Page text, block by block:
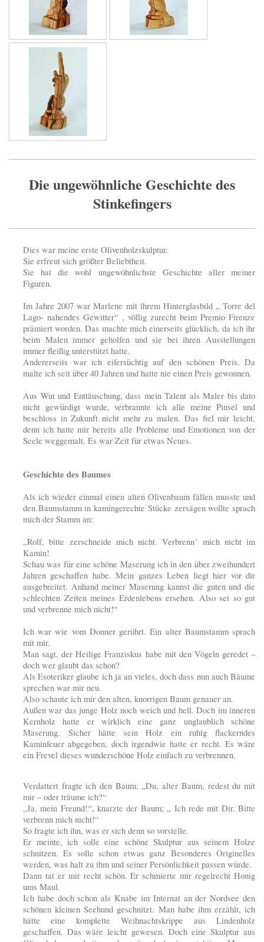
Die ungewöhnliche Geschichte des
Stinkefingers
Dies war meine erste Olivenholzskulptur.
Sie erfreut sich größter Beliebtheit.
Sie hat die wohl ungewöhnlichste Geschichte aller meiner
Figuren.
Im Jahre 2007 war Marlene mit ihrem Hinterglasbild „ Torre del
Lago- nahendes Gewitter“ , völlig zurecht beim Premio Firenze
prämiert worden. Das machte mich einerseits glücklich, da ich ihr
beim Malen immer geholfen und sie bei ihren Ausstellungen
immer fleißig unterstützt hatte.
Andererseits war ich eifersüchtig auf den schönen Preis. Da
malte ich seit über 40 Jahren und hatte nie einen Preis gewonnen.
Aus Wut und Enttäuschung, dass mein Talent als Maler bis dato
nicht gewürdigt wurde, verbrannte ich alle meine Pinsel und
beschloss in Zukunft nicht mehr zu malen. Das fiel mir leicht,
denn ich hatte mir bereits alle Probleme und Emotionen von der
Seele weggemalt. Es war Zeit für etwas Neues.
Geschichte des Baumes
Als ich wieder einmal einen alten Olivenbaum fällen musste und
den Baumstamm in kamingerechte Stücke zersägen wollte sprach
mich der Stamm an:
„Rolf, bitte zerschneide mich nicht. Verbrenn´ mich nicht im
Kamin!
Schau was für eine schöne Maserung ich in den über zweihundert
Jahren geschaffen habe. Mein ganzes Leben liegt hier vor dir
ausgebreitet. Anhand meiner Maserung kannst die guten und die
schlechten Zeiten meines Erdenlebens ersehen. Also sei so gut
und verbrenne mich nicht!“
Ich war wie vom Donner gerührt. Ein alter Baumstamm sprach
mit mir.
Man sagt, der Heilige Franziskus habe mit den Vögeln geredet –
doch wer glaubt das schon?
Als Esoteriker glaube ich ja an vieles, doch dass nun auch Bäume
sprechen war mir neu.
Also schaute ich mir den alten, knorrigen Baum genauer an.
Außen war das junge Holz noch weich und hell. Doch im inneren
Kernholz hatte er wirklich eine ganz unglaublich schöne
Maserung. Sicher hätte sein Holz ein ruhig flackerndes
Kaminfeuer abgegeben, doch irgendwie hatte er recht. Es wäre
ein Frevel dieses wunderschöne Holz einfach zu verbrennen.
Verdattert fragte ich den Baum: „Du, alter Baum, redest du mit
mir – oder träume ich?“
„Ja, mein Freund!“, knarzte der Baum; „ Ich rede mit Dir. Bitte
verbrenn mich nicht!“
So fragte ich ihn, was er sich denn so vorstelle.
Er meinte, ich solle eine schöne Skulptur aus seinem Holze
schnitzen. Es solle schon etwas ganz Besonderes Originelles
werden, was halt zu ihm und seiner Persönlichkeit passen würde.
Dann tat er mir recht schön. Er schmierte mir regelrecht Honig
ums Maul.
Ich habe doch schon als Knabe im Internat an der Nordsee den
schönen kleinen Seehund geschnitzt. Man habe ihm erzählt, ich
hätte eine komplette Weihnachtskrippe aus Lindenholz
geschaffen. Das wäre leicht gewesen. Doch eine Skulptur aus